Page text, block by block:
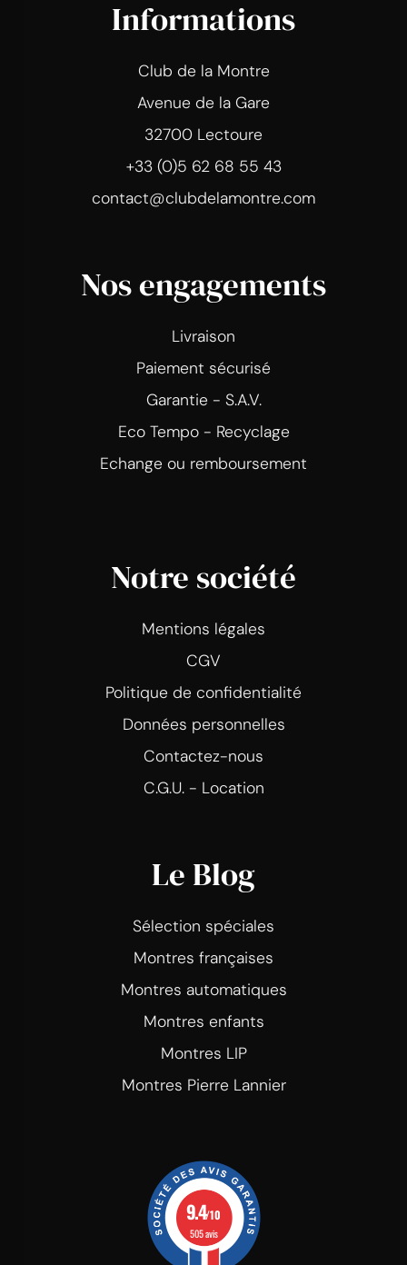
Informations
Club de la Montre
Avenue de la Gare
32700 Lectoure
+33 (0)5 62 68 55 43
contact@clubdelamontre.com
Nos engagements
Livraison
Paiement sécurisé
Garantie - S.A.V.
Eco Tempo - Recyclage
Echange ou remboursement
Notre société
Mentions légales
CGV
Politique de confidentialité
Données personnelles
Contactez-nous
C.G.U. - Location
Le Blog
Sélection spéciales
Montres françaises
Montres automatiques
Montres enfants
Montres LIP
Montres Pierre Lannier
9.4/10
505 avis